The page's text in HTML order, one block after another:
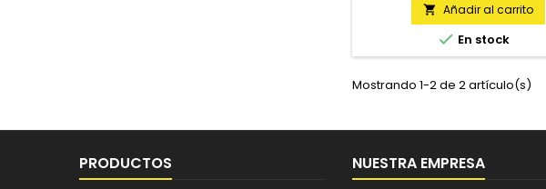
 Añadir al carrito
 En stock
Mostrando 1-2 de 2 artículo(s)
PRODUCTOS NUESTRA EMPRESA